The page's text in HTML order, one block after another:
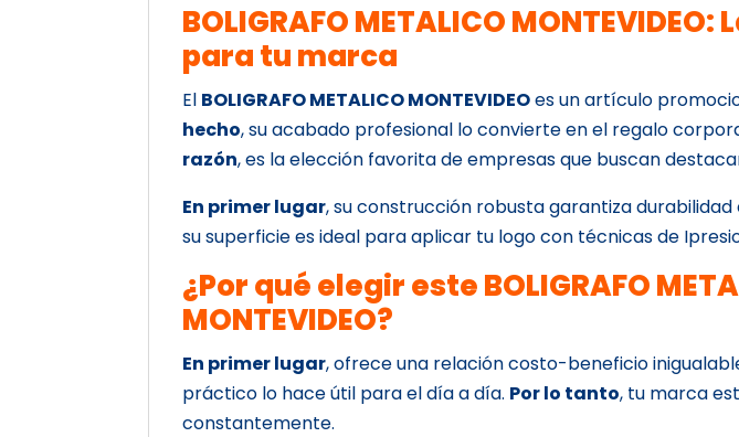
BOLIGRAFO METALICO
para tu marca
El BOLIGRAFO METALICO MONTEVIDEOes un artículo
hecho, su acabado profesional lo convierte en el regalo
razón, es la elección favorita de empresas que buscan
En primer lugar, su construcción robusta garantiza durabilidad
su superficie es ideal para aplicar tu logo con técnicas de
¿Por qué elegir este BOLIGRAFO
MONTEVIDEO?
En primer lugar, ofrece una relación costo-beneficio
práctico lo hace útil para el día a día. Por lo tanto, tu marca
constantemente.